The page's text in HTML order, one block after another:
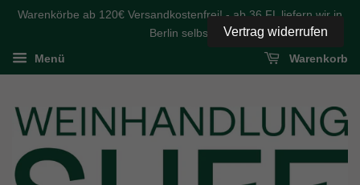
Warenkörbe ab 120€ Versandkostenfrei! - ab 36 FL liefern wir in
Berlin selbst
Menü Warenkorb
Vertrag widerrufen